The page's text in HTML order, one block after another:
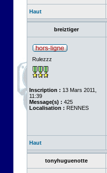
Haut
breiztiger
Rulezzz
Inscription : 13 Mars 2011,
11:39
Message(s) : 425
Localisation : RENNES
Haut
tonyhuguenotte